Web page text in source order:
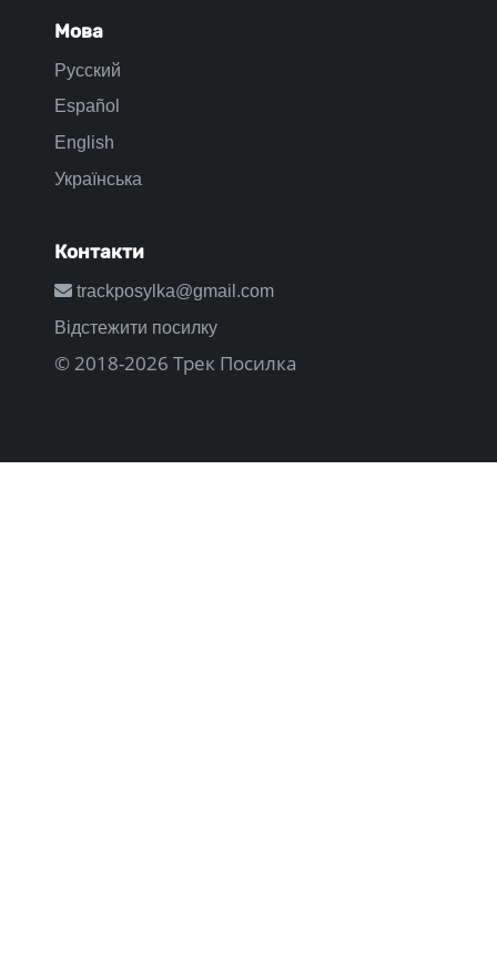
Мова
Русский
Español
English
Українська
Контакти
trackposylka@gmail.com
Відстежити посилку
© 2018-2026 Трек Посилка